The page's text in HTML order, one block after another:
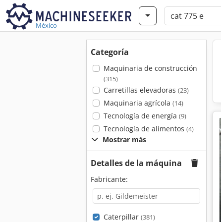
México
Categoría
Maquinaria de construcción
(315)
Carretillas elevadoras (23)
Maquinaria agrícola (14)
Tecnología de energía (9)
Tecnología de alimentos (4)
Mostrar más
Detalles de la máquina
Fabricante:
Caterpillar (381)